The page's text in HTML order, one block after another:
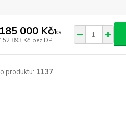
185 000 Kč/ks
152 893 Kč bez DPH
produktu: 1137